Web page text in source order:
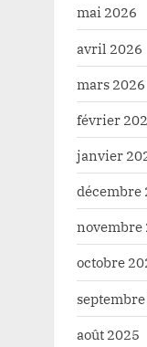
mai 2026
avril 2026
mars 2026
février
janvier
décembre
novembre
octobre
août 2025